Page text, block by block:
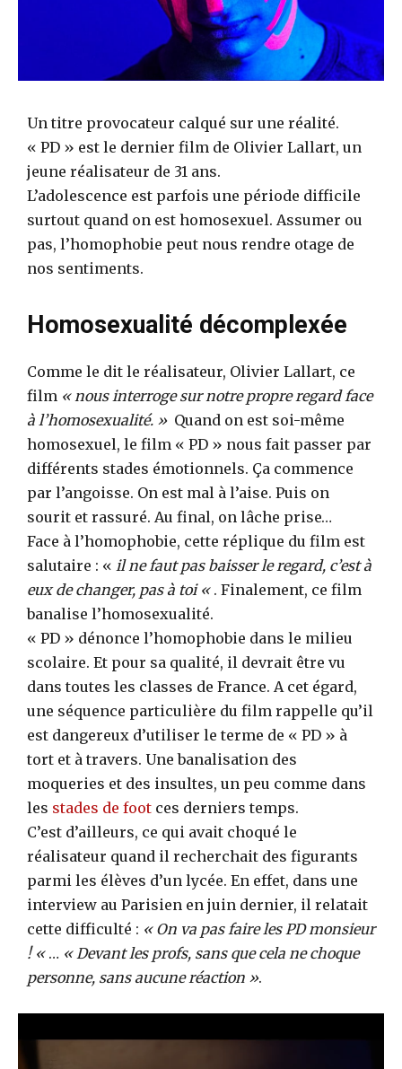
Un titre provocateur calqué sur une réalité.
« PD » est le dernier film de Olivier Lallart, un
jeune réalisateur de 31 ans.
L’adolescence est parfois une période difficile
surtout quand on est homosexuel. Assumer ou
pas, l’homophobie peut nous rendre otage de
nos sentiments.
Homosexualité décomplexée
Comme le dit le réalisateur, Olivier Lallart, ce
film « nous interroge sur notre propre regard face
à l’homosexualité. » Quand on est soi-même
homosexuel, le film « PD » nous fait passer par
différents stades émotionnels. Ça commence
par l’angoisse. On est mal à l’aise. Puis on
sourit et rassuré. Au final, on lâche prise…
Face à l’homophobie, cette réplique du film est
salutaire : « il ne faut pas baisser le regard, c’est à
eux de changer, pas à toi « . Finalement, ce film
banalise l’homosexualité.
« PD » dénonce l’homophobie dans le milieu
scolaire. Et pour sa qualité, il devrait être vu
dans toutes les classes de France. A cet égard,
une séquence particulière du film rappelle qu’il
est dangereux d’utiliser le terme de « PD » à
tort et à travers. Une banalisation des
moqueries et des insultes, un peu comme dans
les stades de foot ces derniers temps.
C’est d’ailleurs, ce qui avait choqué le
réalisateur quand il recherchait des figurants
parmi les élèves d’un lycée. En effet, dans une
interview au Parisien en juin dernier, il relatait
cette difficulté : « On va pas faire les PD monsieur
! « … « Devant les profs, sans que cela ne choque
personne, sans aucune réaction ».